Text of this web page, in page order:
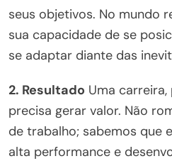
seus objetivos. No mundo
sua capacidade de se
se adaptar diante das
2. Resultado Uma
precisa gerar valor. Não
de trabalho; sabemos que
alta performance e